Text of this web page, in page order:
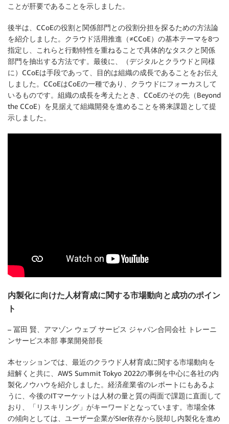
ことが肝要であることを示しました。
後半は、CCoEの役割と関係部門との役割分担を探るための方法論
を紹介しました。クラウド活用推進（≠CCoE）の基本テーマを8つ
指定し、これらと行動特性を重ねることで具体的なタスクと関係
部門を抽出する方法です。最後に、（デジタルとクラウドと同様
に）CCoEは手段であって、目的は組織の成長であることをお伝え
しました。CCoEはCoEの一種であり、クラウドにフォーカスして
いるものです。組織の成長を考えたとき、CCoEのその先（Beyond
the CCoE）を見据えて組織開発を進めることを将来課題として提
示しました。
内製化に向けた人材育成に関する市場動向と成功のポイン
ト
– 冨田 賢、アマゾン ウェブ サービス ジャパン合同会社 トレーニ
ンサービス本部 事業開発部長
本セッションでは、最近のクラウド人材育成に関する市場動向を
紐解くと共に、AWS Summit Tokyo 2022の事例を中心に各社の内
製化ノウハウを紹介しました。経済産業省のレポートにもあるよ
うに、今後のITマーケットは人材の量と質の両面で課題に直面して
おり、「リスキリング」がキーワードとなっています。市場全体
の傾向としては、ユーザー企業がSIer依存から脱却し内製化を進め